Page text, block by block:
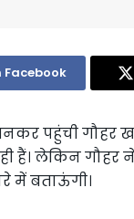
Facebook
पहुंची गौहर
हैं। लेकिन गौहर
में बताऊंगी।